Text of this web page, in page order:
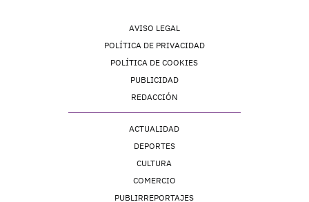
AVISO LEGAL
POLÍTICA DE PRIVACIDAD
POLÍTICA DE COOKIES
PUBLICIDAD
REDACCIÓN
ACTUALIDAD
DEPORTES
CULTURA
COMERCIO
PUBLIRREPORTAJES